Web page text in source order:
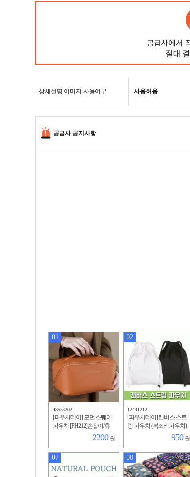
상세설명 이미지 사용여부 사용허용
공급사 공지사항
01
48558202
[파우치데이] 모던 스퀘어
파우치 [PH212]손잡이/휴
대성/뷰티백/다용도/심플/
소지품/외출/메이크업/수
납
2200 원
02
12441212
[파우치데이] 캔버스 스트
링 파우치 (복조리파우치)
[PH209]인쇄가능/미술실습
용/다용도/소지품가방950 원
07 08